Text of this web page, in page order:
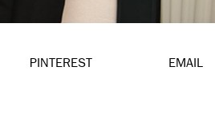
PINTEREST EMAIL